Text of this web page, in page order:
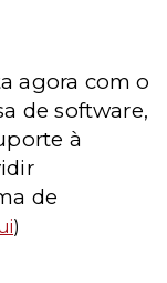
agora com o
de software,
à
de
)